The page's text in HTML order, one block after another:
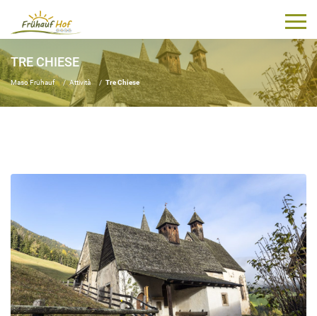
TRE CHIESE
Maso Frühauf Attività Tre Chiese